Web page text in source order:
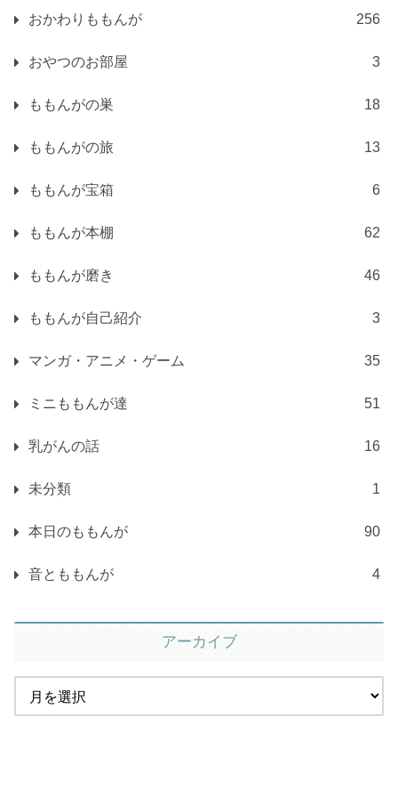
おかわりももんが 256
おやつのお部屋 3
ももんがの巣 18
ももんがの旅 13
ももんが宝箱 6
ももんが本棚 62
ももんが磨き 46
ももんが自己紹介 3
マンガ・アニメ・ゲーム 35
ミニももんが達 51
乳がんの話 16
未分類 1
本日のももんが 90
音とももんが 4
アーカイブ